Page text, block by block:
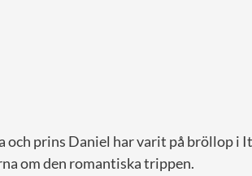
och prins Daniel har varit på bröllop i
om den romantiska trippen.